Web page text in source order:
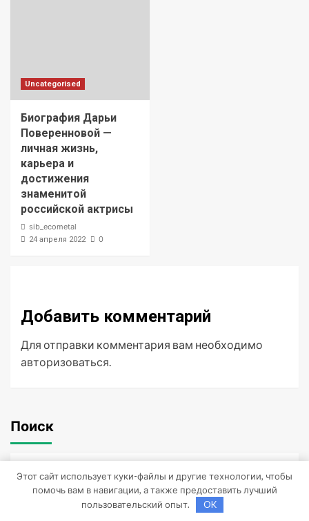
Uncategorised
Биография Дарьи
Поверенновой —
личная жизнь,
карьера и
достижения
знаменитой
российской актрисы
sib_ecometal
24 апреля 2022 0
Добавить комментарий
Для отправки комментария вам необходимо
авторизоваться.
Поиск
Поиск
Этот сайт использует куки-файлы и другие технологии, чтобы
помочь вам в навигации, а также предоставить лучший
пользовательский опыт.
OK